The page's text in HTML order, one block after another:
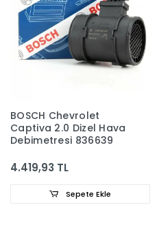
BOSCH Chevrolet
Captiva 2.0 Dizel Hava
Debimetresi 836639
4.419,93 TL
Sepete Ekle